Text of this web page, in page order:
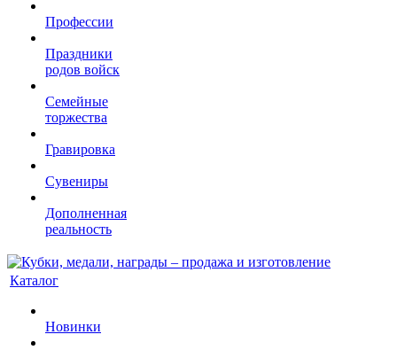
Профессии
Праздники
родов войск
Семейные
торжества
Гравировка
Сувениры
Дополненная
реальность
Каталог
Новинки